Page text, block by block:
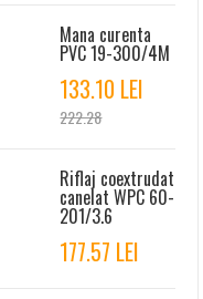
Mana curenta
PVC 19-300/4M
133.10 LEI
222.28
Riflaj coextrudat
canelat WPC 60-
201/3.6
177.57 LEI